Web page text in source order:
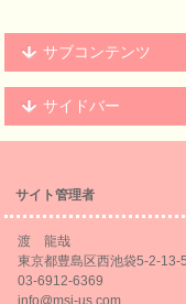
サブコンテンツ
サイドバー
サイト管理者
渡 龍哉
東京都豊島区西池袋5-2-13-
03-6912-6369